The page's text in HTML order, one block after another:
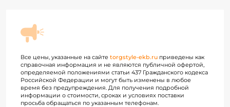
Все цены, указанные на сайте torgstyle-ekb.ru приведены как
справочная информация и не являются публичной офертой,
определяемой положениями статьи 437 Гражданского кодекса
Российской Федерации и могут быть изменены в любое
время без предупреждения. Для получения подробной
информации о стоимости, сроках и условиях поставки
просьба обращаться по указанным телефонам.